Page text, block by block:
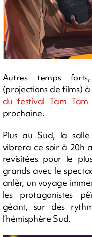
Autres temps
(projections de films)
du festival Tam Tam
prochaine.
Plus au Sud, la salle
vibrera ce soir à 20h
revisitées pour le
grands avec le
anlèr, un voyage
les protagonistes
géant, sur des
l’hémisphère Sud.